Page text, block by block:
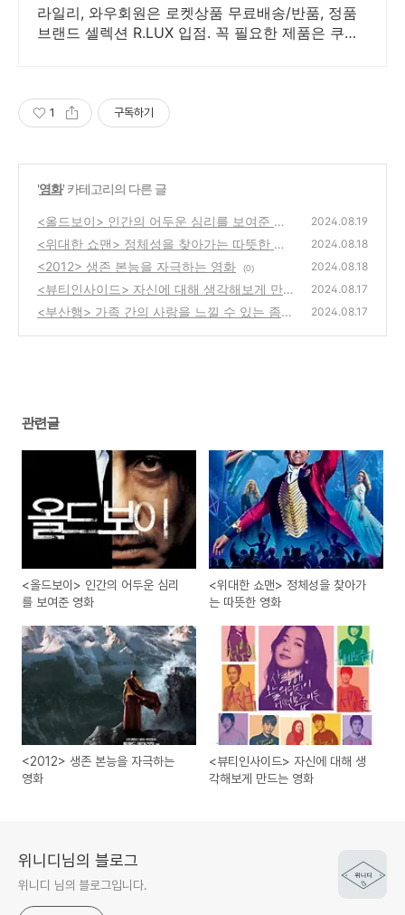
라일리, 와우회원은 로켓상품 무료배송/반품, 정품
브랜드 셀렉션 R.LUX 입점. 꼭 필요한 제품은 쿠팡
1 구독하기
'영화' 카테고리의 다른 글
<올드보이> 인간의 어두운 심리를 보여준 영
화
(0)
2024.08.19
<위대한 쇼맨> 정체성을 찾아가는 따뜻한 영
화
(0)
2024.08.18
<2012> 생존 본능을 자극하는 영화 (0) 2024.08.18
<뷰티인사이드> 자신에 대해 생각해보게 만드
는 영화
(0)
2024.08.17
<부산행> 가족 간의 사랑을 느낄 수 있는 좀비
2024.08.17
관련글
<올드보이> 인간의 어두운 심리
를 보여준 영화
<위대한 쇼맨> 정체성을 찾아가
는 따뜻한 영화
<2012> 생존 본능을 자극하는
영화
<뷰티인사이드> 자신에 대해 생
각해보게 만드는 영화
위니디님의 블로그
위니디 님의 블로그입니다.